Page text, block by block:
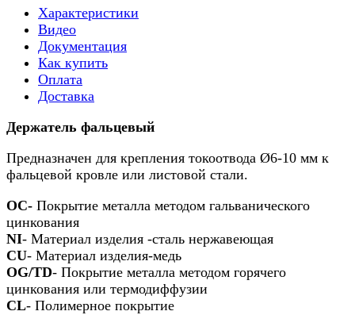
Характеристики
Видео
Документация
Как купить
Оплата
Доставка
Держатель фальцевый
Предназначен для крепления токоотвода Ø6-10 мм к
фальцевой кровле или листовой стали.
OC- Покрытие металла методом гальванического
цинкования
NI- Материал изделия -сталь нержавеющая
CU- Материал изделия-медь
OG/TD- Покрытие металла методом горячего
цинкования или термодиффузии
CL- Полимерное покрытие